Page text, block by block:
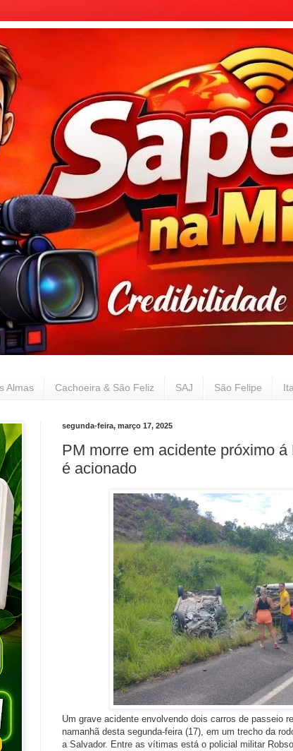
Almas Cachoeira & São Feliz SAJ São Felipe
segunda-feira, março 17, 2025
PM morre em acidente próximo
é acionado
Um grave acidente envolvendo dois carros de passeio
namanhã desta segunda-feira (17), em um trecho da
a Salvador. Entre as vítimas está o policial militar